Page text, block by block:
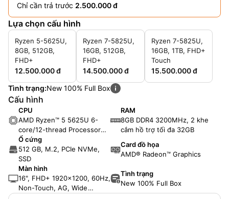
Chỉ cần trả trước 2.500.000 đ
Lựa chọn cấu hình
Ryzen 5-5625U,
8GB, 512GB,
FHD+
12.500.000 đ
Ryzen 7-5825U,
16GB, 512GB,
FHD+
14.500.000 đ
Ryzen 7-5825U,
16GB, 1TB, FHD+
Touch
15.500.000 đ
Tình trạng:New 100% Full Box
Cấu hình
CPU
AMD Ryzen™ 5 5625U 6-
core/12-thread Processor
with Radeon™ Graphics
RAM
8GB DDR4 3200MHz, 2 khe
cắm hồ trợ tối đa 32GB
Ổ cứng
512 GB, M.2, PCIe NVMe,
SSD
Card đồ họa
AMD® Radeon™ Graphics
Màn hình
16", FHD+ 1920x1200, 60Hz,
Non-Touch, AG, Wide
Tình trạng
New 100% Full Box